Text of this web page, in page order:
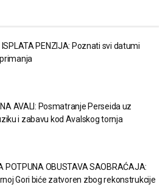
ISPLATA PENZIJA: Poznati svi datumi
NA AVALI: Posmatranje Perseida uz
i zabavu kod Avalskog tornja
POTPUNA OBUSTAVA SAOBRAĆAJA:
Gori biće zatvoren zbog rekonstrukcije